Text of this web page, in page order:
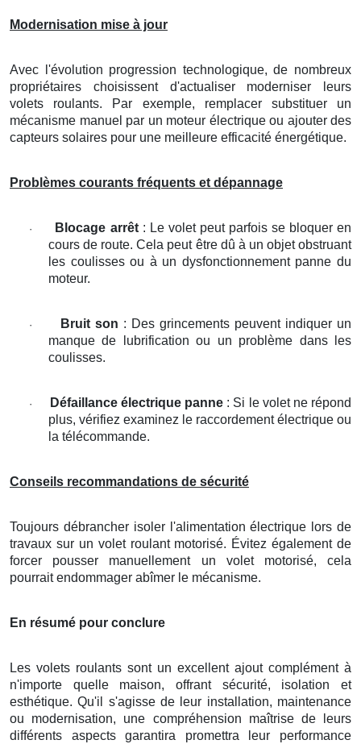
Modernisation mise à jour
Avec l'évolution progression technologique, de nombreux
propriétaires choisissent d'actualiser moderniser leurs
volets roulants. Par exemple, remplacer substituer un
mécanisme manuel par un moteur électrique ou ajouter des
capteurs solaires pour une meilleure efficacité énergétique.
Problèmes courants fréquents et dépannage
· Blocage arrêt: Le volet peut parfois se bloquer en
cours de route. Cela peut être dû à un objet obstruant
les coulisses ou à un dysfonctionnement panne du
moteur.
· Bruit son : Des grincements peuvent indiquer un
manque de lubrification ou un problème dans les
coulisses.
· Défaillance électrique panne : Si le volet ne répond
plus, vérifiez examinez le raccordement électrique ou
la télécommande.
Conseils recommandations de sécurité
Toujours débrancher isoler l'alimentation électrique lors de
travaux sur un volet roulant motorisé. Évitez également de
forcer pousser manuellement un volet motorisé, cela
pourrait endommager abîmer le mécanisme.
En résumé pour conclure
Les volets roulants sont un excellent ajout complément à
n'importe quelle maison, offrant sécurité, isolation et
esthétique. Qu'il s'agisse de leur installation, maintenance
ou modernisation, une compréhension maîtrise de leurs
différents aspects garantira promettra leur performance